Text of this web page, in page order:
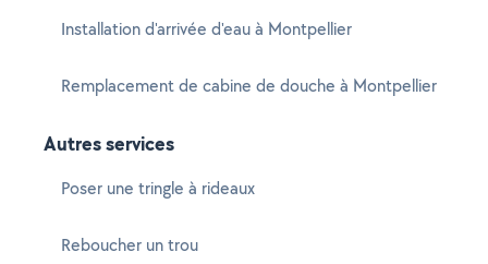
Installation d'arrivée d'eau à Montpellier
Remplacement de cabine de douche à Montpellier
Autres services
Poser une tringle à rideaux
Reboucher un trou